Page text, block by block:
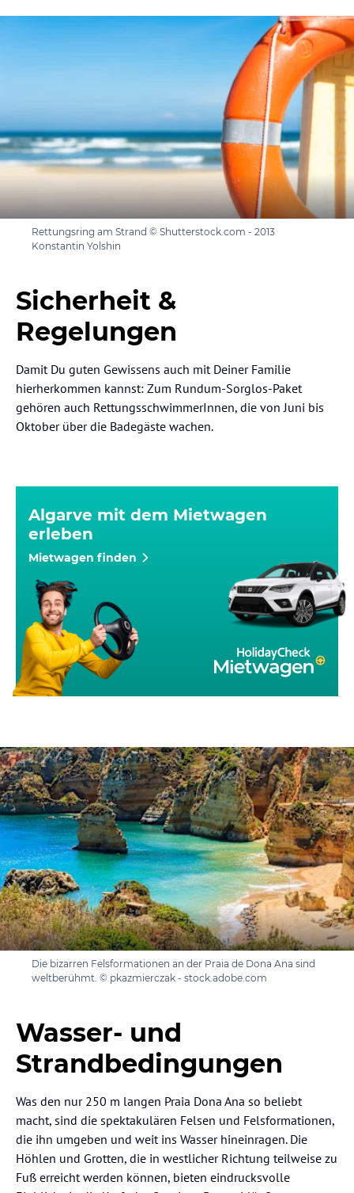
Rettungsring am Strand © Shutterstock.com - 2013
Konstantin Yolshin
Sicherheit &
Regelungen
Damit Du guten Gewissens auch mit Deiner Familie
hierherkommen kannst: Zum Rundum-Sorglos-Paket
gehören auch RettungsschwimmerInnen, die von Juni bis
Oktober über die Badegäste wachen.
Algarve mit dem Mietwagen
erleben
Mietwagen finden
Die bizarren Felsformationen an der Praia de Dona Ana sind
weltberühmt. © pkazmierczak - stock.adobe.com
Wasser- und
Strandbedingungen
Was den nur 250 m langen Praia Dona Ana so beliebt
macht, sind die spektakulären Felsen und Felsformationen,
die ihn umgeben und weit ins Wasser hineinragen. Die
Höhlen und Grotten, die in westlicher Richtung teilweise zu
Fuß erreicht werden können, bieten eindrucksvolle